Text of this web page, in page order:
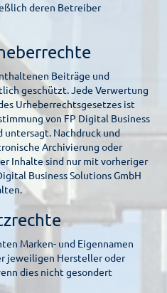
deren Betreiber
Beiträge und
geschützt. Jede Verwertung
Urheberrechtsgesetzes ist
von FP Digital Business
untersagt. Nachdruck und
Archivierung oder
Inhalte sind nur mit vorheriger
Business Solutions GmbH
Marken- und Eigennamen
jeweiligen Hersteller oder
dies nicht gesondert